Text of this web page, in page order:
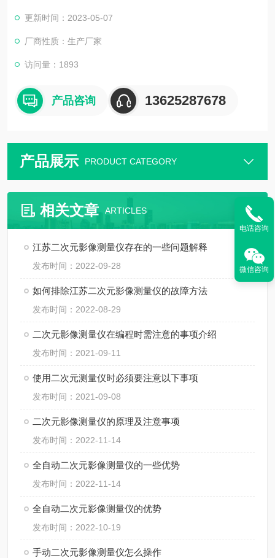
更新时间：2023-05-07
厂商性质：生产厂家
访问量：1893
产品咨询 13625287678
产品展示 PRODUCT CATEGORY
相关文章 ARTICLES
江苏二次元影像测量仪存在的一些问题解释
发布时间：2022-09-28
如何排除江苏二次元影像测量仪的故障方法
发布时间：2022-08-29
二次元影像测量仪在编程时需注意的事项介绍
发布时间：2021-09-11
使用二次元测量仪时必须要注意以下事项
发布时间：2021-09-08
二次元影像测量仪的原理及注意事项
发布时间：2022-11-14
全自动二次元影像测量仪的一些优势
发布时间：2022-11-14
全自动二次元影像测量仪的优势
发布时间：2022-10-19
手动二次元影像测量仪怎么操作
电话咨询
微信咨询